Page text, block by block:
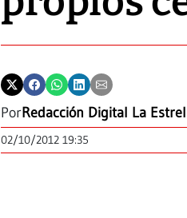
PorRedacción Digital La
02/10/2012 19:35